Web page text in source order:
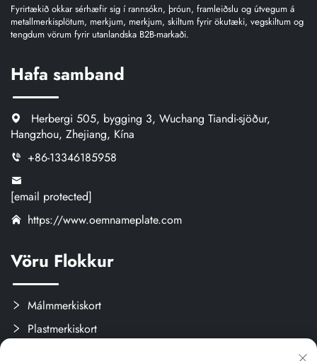
Fyrirtækið okkar sérhæfir sig í rannsókn, þróun, framleiðslu og útvegum á
metallmerkisplötum, merkjum, merkjum, skiltum fyrir ökutæki, vegskiltum og
tengdum vörum fyrir utanlandska B2B-markaði.
Hafa samband
Herbergi 505, bygging 3, Wuchang Tiandi-sjöður,
Hangzhou, Zhejiang, Kína
+86-13346185958
[email protected]
https://www.oemnameplate.com
Vöru Flokkur
Málmmerkiskort
Plastmerkiskort